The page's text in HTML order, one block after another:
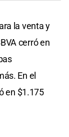
la venta y
cerró en
En el
en $1.175